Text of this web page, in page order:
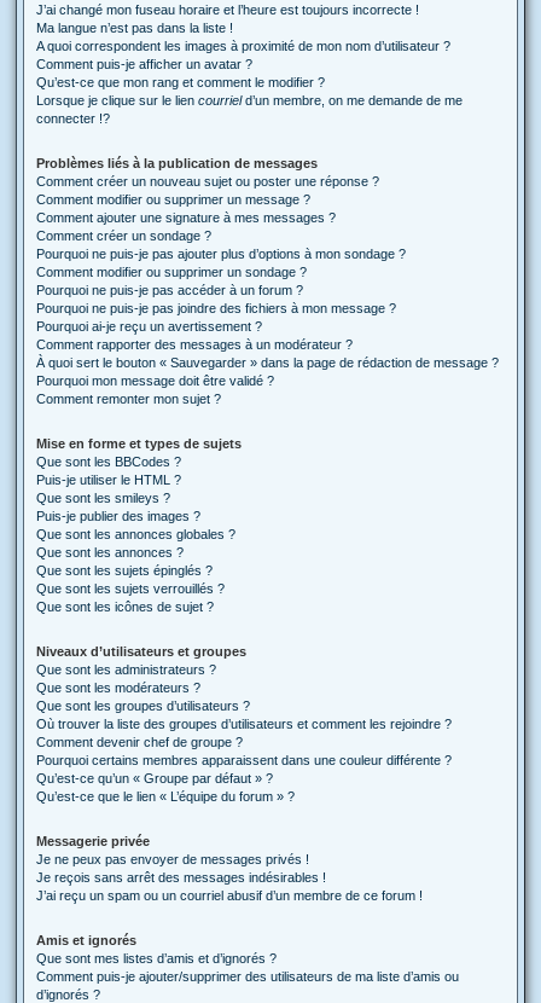
J’ai changé mon fuseau horaire et l’heure est toujours incorrecte !
Ma langue n’est pas dans la liste !
A quoi correspondent les images à proximité de mon nom d’utilisateur ?
Comment puis-je afficher un avatar ?
Qu’est-ce que mon rang et comment le modifier ?
Lorsque je clique sur le lien courrield’un membre, on me demande de me
connecter !?
Problèmes liés à la publication de messages
Comment créer un nouveau sujet ou poster une réponse ?
Comment modifier ou supprimer un message ?
Comment ajouter une signature à mes messages ?
Comment créer un sondage ?
Pourquoi ne puis-je pas ajouter plus d’options à mon sondage ?
Comment modifier ou supprimer un sondage ?
Pourquoi ne puis-je pas accéder à un forum ?
Pourquoi ne puis-je pas joindre des fichiers à mon message ?
Pourquoi ai-je reçu un avertissement ?
Comment rapporter des messages à un modérateur ?
À quoi sert le bouton « Sauvegarder » dans la page de rédaction de message ?
Pourquoi mon message doit être validé ?
Comment remonter mon sujet ?
Mise en forme et types de sujets
Que sont les BBCodes ?
Puis-je utiliser le HTML ?
Que sont les smileys ?
Puis-je publier des images ?
Que sont les annonces globales ?
Que sont les annonces ?
Que sont les sujets épinglés ?
Que sont les sujets verrouillés ?
Que sont les icônes de sujet ?
Niveaux d’utilisateurs et groupes
Que sont les administrateurs ?
Que sont les modérateurs ?
Que sont les groupes d’utilisateurs ?
Où trouver la liste des groupes d’utilisateurs et comment les rejoindre ?
Comment devenir chef de groupe ?
Pourquoi certains membres apparaissent dans une couleur différente ?
Qu’est-ce qu’un « Groupe par défaut » ?
Qu’est-ce que le lien « L’équipe du forum » ?
Messagerie privée
Je ne peux pas envoyer de messages privés !
Je reçois sans arrêt des messages indésirables !
J’ai reçu un spam ou un courriel abusif d’un membre de ce forum !
Amis et ignorés
Que sont mes listes d’amis et d’ignorés ?
Comment puis-je ajouter/supprimer des utilisateurs de ma liste d’amis ou
d’ignorés ?